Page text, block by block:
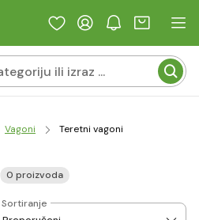
Vagoni Teretni vagoni
0 proizvoda
Sortiranje